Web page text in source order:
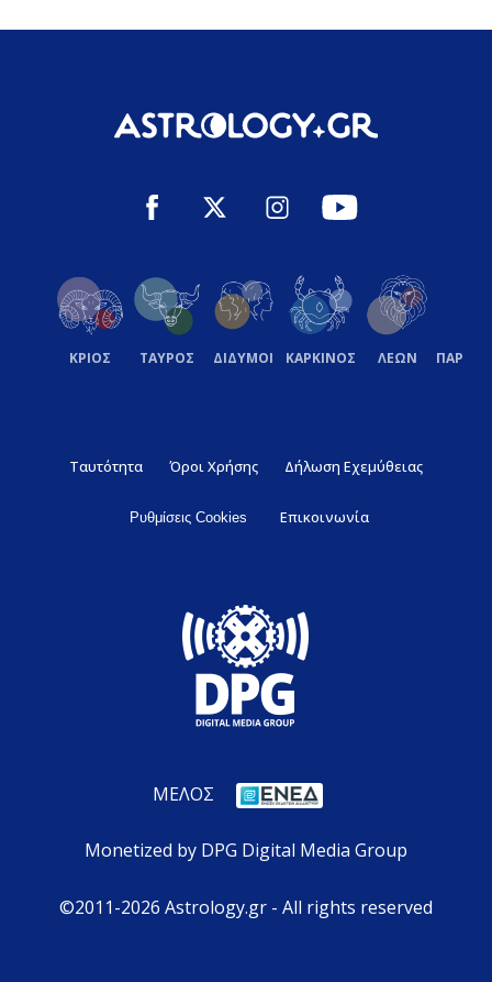
ΚΡΙΟΣ ΤΑΥΡΟΣ ΔΙΔΥΜΟΙ ΚΑΡΚΙΝΟΣ ΛΕΩΝ
Ταυτότητα Όροι Χρήσης Δήλωση Εχεμύθειας
Ρυθμίσεις Cookies Επικοινωνία
ΜΕΛΟΣ
Monetized by DPG Digital Media Group
©2011-2026 Astrology.gr - All rights reserved